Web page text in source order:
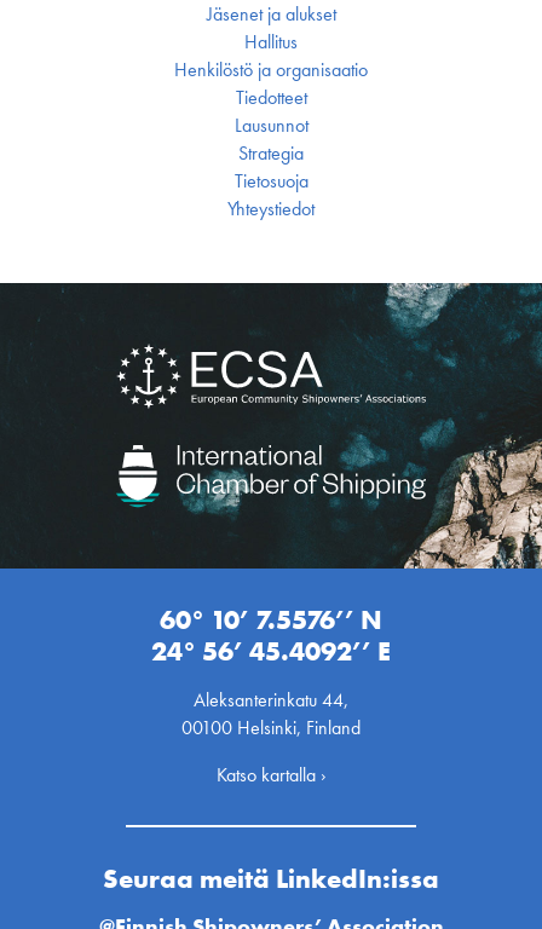
Jäsenet ja alukset
Hallitus
Henkilöstö ja organisaatio
Tiedotteet
Lausunnot
Strategia
Tietosuoja
Yhteystiedot
60° 10’ 7.5576’’ N
24° 56’ 45.4092’’ E
Aleksanterinkatu 44,
00100 Helsinki, Finland
Katso kartalla ›
Seuraa meitä LinkedIn:issa